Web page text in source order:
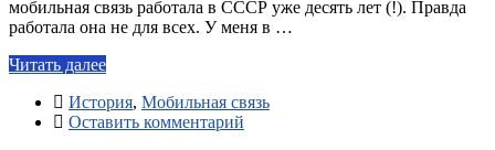
мобильная связь работала в СССР уже десять лет (!). Правда
работала она не для всех. У меня в …
Читать далее
История, Мобильная связь
Оставить комментарий